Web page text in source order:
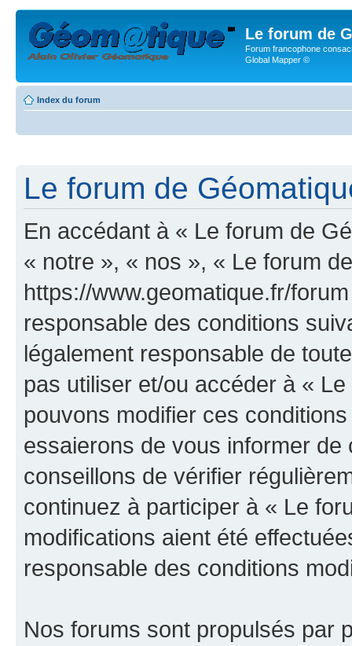
Le forum de
Forum francophone
Global Mapper ©
Index du forum
Le forum de
En accédant à « Le forum de
« notre », « nos », « Le forum
https://www.geomatique.fr/
responsable des conditions
légalement responsable de
pas utiliser et/ou accéder à «
pouvons modifier ces
essaierons de vous informer
conseillons de vérifier
continuez à participer à « Le
modifications aient été
responsable des conditions
Nos forums sont propulsés par